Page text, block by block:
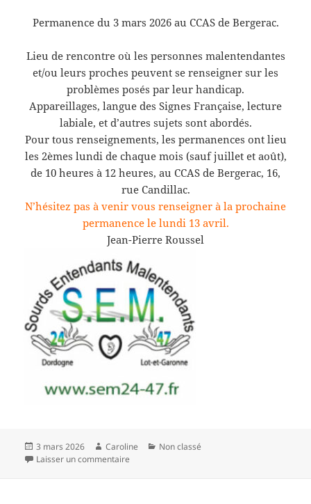
Permanence du 3 mars 2026 au CCAS de Bergerac.
Lieu de rencontre où les personnes malentendantes
et/ou leurs proches peuvent se renseigner sur les
problèmes posés par leur handicap.
Appareillages, langue des Signes Française, lecture
labiale, et d’autres sujets sont abordés.
Pour tous renseignements, les permanences ont lieu
les 2èmes lundi de chaque mois (sauf juillet et août),
de 10 heures à 12 heures, au CCAS de Bergerac, 16,
rue Candillac.
N’hésitez pas à venir vous renseigner à la prochaine
permanence le lundi 13 avril.
Jean-Pierre Roussel
Publié
le
3 mars 2026 Auteur
Caroline Catégories
Non classé
Laisser un commentaire